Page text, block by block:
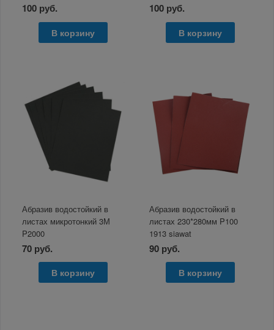
100 руб.
В корзину
100 руб.
В корзину
Абразив водостойкий в
листах микротонкий 3М
P2000
70 руб.
В корзину
Абразив водостойкий в
листах 230*280мм P100
1913 siawat
90 руб.
В корзину